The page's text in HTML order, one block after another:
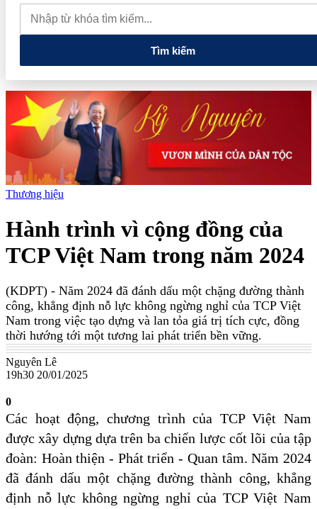
lao dốc mất mốc 100.000 đồng/kg
Chính phủ kiến tạo hệ sinh
thái phát triển, nâng tầm kinh tế tư nhân
Tìm kiếm
Thương hiệu
Hành trình vì cộng đồng của
TCP Việt Nam trong năm 2024
(KDPT) - Năm 2024 đã đánh dấu một chặng đường thành
công, khẳng định nỗ lực không ngừng nghỉ của TCP Việt
Nam trong việc tạo dựng và lan tỏa giá trị tích cực, đồng
thời hướng tới một tương lai phát triển bền vững.
Nguyên Lê
19h30 20/01/2025
0
Các hoạt động, chương trình của TCP Việt Nam
được xây dựng dựa trên ba chiến lược cốt lõi của tập
đoàn: Hoàn thiện - Phát triển - Quan tâm. Năm 2024
đã đánh dấu một chặng đường thành công, khẳng
định nỗ lực không ngừng nghỉ của TCP Việt Nam